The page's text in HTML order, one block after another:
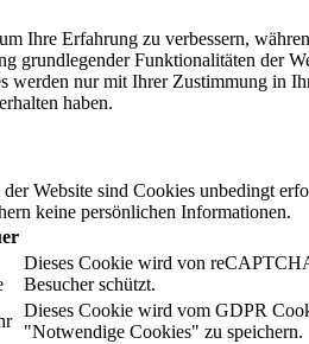
Ihre Erfahrung zu verbessern,
grundlegender Funktionalitäten der
werden nur mit Ihrer Zustimmung in
haben.
Website sind Cookies unbedingt
keine persönlichen Informationen.
Dieses Cookie wird von
Besucher schützt.
Dieses Cookie wird vom GDPR
"Notwendige Cookies" zu speichern.